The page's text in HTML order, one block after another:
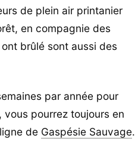
de plein air printanier
en compagnie des
brûlé sont aussi des
par année pour
pourrez toujours en
de Gaspésie Sauvage.